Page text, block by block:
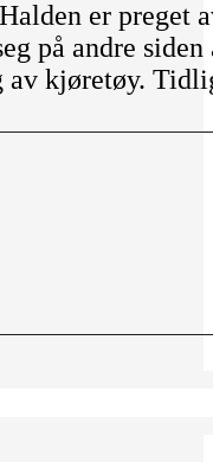
er preget
på andre
av kjøretøy.